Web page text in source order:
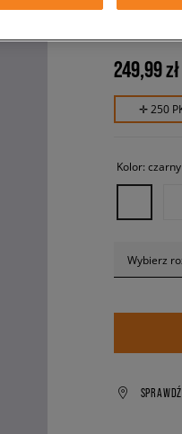
męskie,
249,99 zł
✛ 250
Kolor: czarny
Wybierz